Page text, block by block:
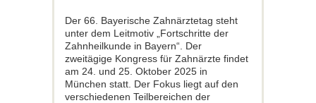
Der 66. Bayerische Zahnärztetag steht
unter dem Leitmotiv „Fortschritte der
Zahnheilkunde in Bayern“. Der
zweitägige Kongress für Zahnärzte findet
am 24. und 25. Oktober 2025 in
München statt. Der Fokus liegt auf den
verschiedenen Teilbereichen der